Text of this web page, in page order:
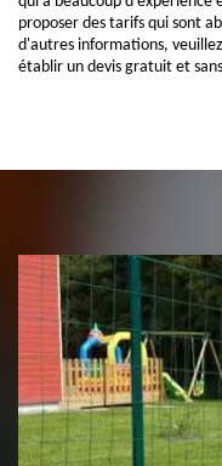
proposer des tarifs qui sont
d'autres informations,
établir un devis gratuit et